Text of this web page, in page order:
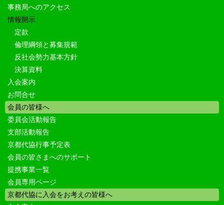
事務局へのアクセス
情報開示
定款
倫理綱領と募集規範
反社会勢力基本方針
決算資料
入会案内
お問合せ
会員の皆様へ
委員会活動報告
支部活動報告
京都代協行事予定表
会員の皆さまへのサポート
提携事業一覧
会員専用ページ
京都代協に入会をお考えの皆様へ